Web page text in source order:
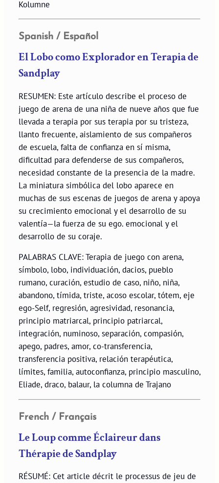
Kolumne
Spanish / Español
El Lobo como Explorador en Terapia de
Sandplay
RESUMEN: Este artículo describe el proceso de
juego de arena de una niña de nueve años que fue
llevada a terapia por sus terapia por su tristeza,
llanto frecuente, aislamiento de sus compañeros
de escuela, falta de confianza en sí misma,
dificultad para defenderse de sus compañeros,
necesidad constante de la presencia de la madre.
La miniatura simbólica del lobo aparece en
muchas de sus escenas de juegos de arena y apoya
su crecimiento emocional y el desarrollo de su
valentía—la fuerza de su ego. emocional y el
desarrollo de su coraje.
PALABRAS CLAVE: Terapia de juego con arena,
símbolo, lobo, individuación, dacios, pueblo
rumano, curación, estudio de caso, niño, niña,
abandono, tímida, triste, acoso escolar, tótem, eje
ego-Self, regresión, agresividad, resonancia,
principio matriarcal, principio patriarcal,
integración, numinoso, separación, compasión,
apego, padres, amor, co-transferencia,
transferencia positiva, relación terapéutica,
límites, familia, autoconfianza, principio masculino,
Eliade, draco, balaur, la columna de Trajano
French / Français
Le Loup comme Éclaireur dans
Thérapie de Sandplay
RÉSUMÉ: Cet article décrit le processus de jeu de